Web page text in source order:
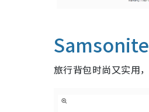
旅行背包时尚又实用